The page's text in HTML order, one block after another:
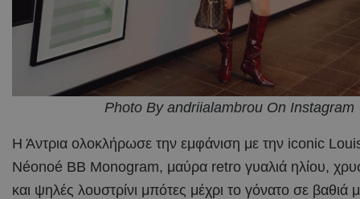
Photo By andriialambrou On Instagram
Η Άντρια ολοκλήρωσε την εμφάνιση με την iconic
Néonoé BB Monogram, μαύρα retro γυαλιά ηλίου,
και ψηλές λουστρίνι μπότες μέχρι το γόνατο σε βαθιά